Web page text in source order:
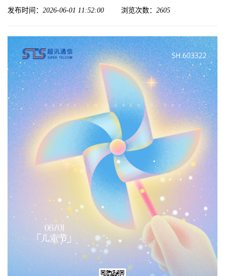
发布时间： 2026-06-01 11:52:00 浏览次数： 2605